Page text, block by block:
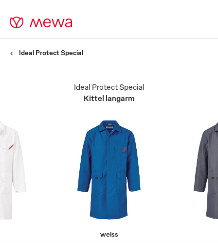
Ideal Protect Special
Kittel langarm
Ideal Protect Special
weiss